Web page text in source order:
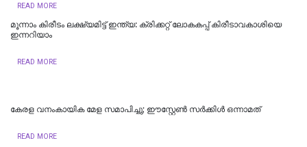
READ MORE
മൂന്നാം കിരീടം ലക്ഷ്യമിട്ട് ഇന്ത്യ: ക്രിക്കറ്റ് ലോകകപ്പ് കിരീടാവകാശിയെ
ഇന്നറിയാം
READ MORE
കേരള വനംകായിക മേള സമാപിച്ചു; ഈസ്റ്റേൺ സർക്കിൾ ഒന്നാമത്
READ MORE